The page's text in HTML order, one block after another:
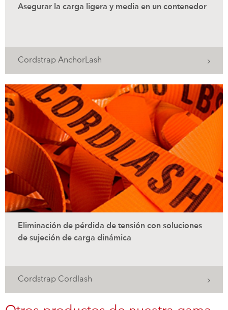
Asegurar la carga ligera y media en un contenedor
Cordstrap AnchorLash
Eliminación de pérdida de tensión con soluciones
de sujeción de carga dinámica
Cordstrap Cordlash